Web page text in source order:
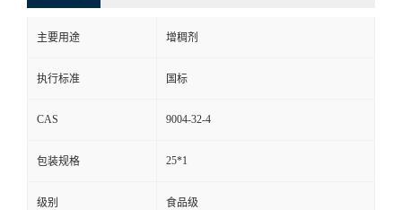
主要用途 增稠剂
执行标准 国标
CAS 9004-32-4
包装规格 25*1
级别 食品级